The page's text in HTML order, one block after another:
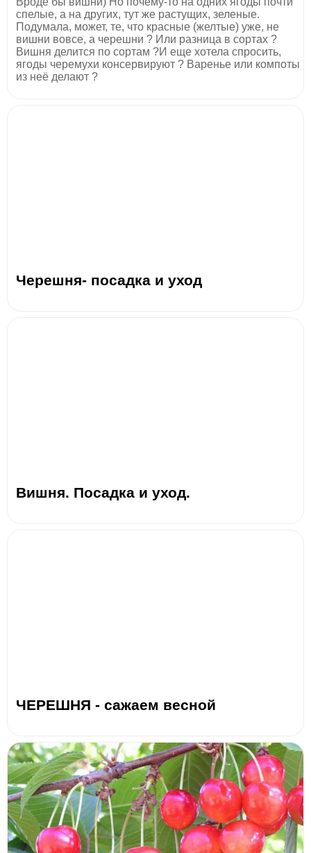
спелые, а на других, тут же растущих, зеленые.
Подумала, может, те, что красные (желтые) уже, не
вишни вовсе, а черешни ? Или разница в сортах ?
Вишня делится по сортам ?И еще хотела спросить,
ягоды черемухи консервируют ? Варенье или компоты
из неё делают ?
Черешня- посадка и уход
Вишня. Посадка и уход.
ЧЕРЕШНЯ - сажаем весной